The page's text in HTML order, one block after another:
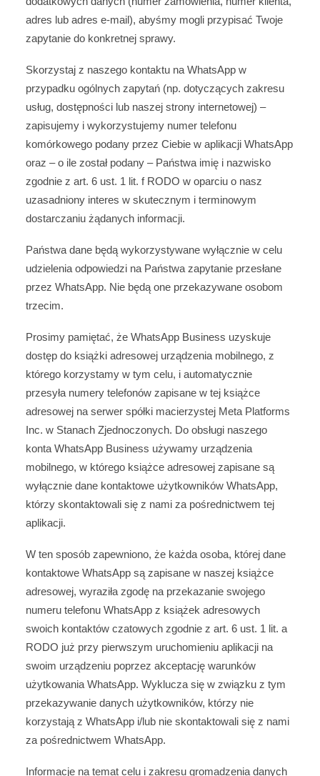
adres lub adres e-mail), abyśmy mogli przypisać Twoje
zapytanie do konkretnej sprawy.
Skorzystaj z naszego kontaktu na WhatsApp w
przypadku ogólnych zapytań (np. dotyczących zakresu
usług, dostępności lub naszej strony internetowej) –
zapisujemy i wykorzystujemy numer telefonu
komórkowego podany przez Ciebie w aplikacji WhatsApp
oraz – o ile został podany – Państwa imię i nazwisko
zgodnie z art. 6 ust. 1 lit. f RODO w oparciu o nasz
uzasadniony interes w skutecznym i terminowym
dostarczaniu żądanych informacji.
Państwa dane będą wykorzystywane wyłącznie w celu
udzielenia odpowiedzi na Państwa zapytanie przesłane
przez WhatsApp. Nie będą one przekazywane osobom
trzecim.
Prosimy pamiętać, że WhatsApp Business uzyskuje
dostęp do książki adresowej urządzenia mobilnego, z
którego korzystamy w tym celu, i automatycznie
przesyła numery telefonów zapisane w tej książce
adresowej na serwer spółki macierzystej Meta Platforms
Inc. w Stanach Zjednoczonych. Do obsługi naszego
konta WhatsApp Business używamy urządzenia
mobilnego, w którego książce adresowej zapisane są
wyłącznie dane kontaktowe użytkowników WhatsApp,
którzy skontaktowali się z nami za pośrednictwem tej
aplikacji.
W ten sposób zapewniono, że każda osoba, której dane
kontaktowe WhatsApp są zapisane w naszej książce
adresowej, wyraziła zgodę na przekazanie swojego
numeru telefonu WhatsApp z książek adresowych
swoich kontaktów czatowych zgodnie z art. 6 ust. 1 lit. a
RODO już przy pierwszym uruchomieniu aplikacji na
swoim urządzeniu poprzez akceptację warunków
użytkowania WhatsApp. Wyklucza się w związku z tym
przekazywanie danych użytkowników, którzy nie
korzystają z WhatsApp i/lub nie skontaktowali się z nami
za pośrednictwem WhatsApp.
Informacje na temat celu i zakresu gromadzenia danych